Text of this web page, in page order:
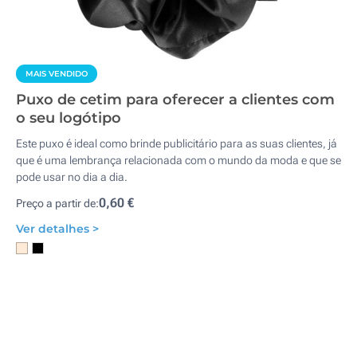
MAIS VENDIDO
Puxo de cetim para oferecer a clientes com
o seu logótipo
Este puxo é ideal como brinde publicitário para as suas clientes, já
que é uma lembrança relacionada com o mundo da moda e que se
pode usar no dia a dia.
Preço a partir de:0,60 €
Ver detalhes >